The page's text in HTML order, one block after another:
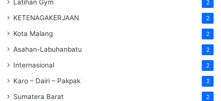
Latihan Gym 2
KETENAGAKERJAAN 2
Kota Malang 2
Asahan-Labuhanbatu 2
Internasional 2
Karo – Dairi – Pakpak 2
Sumatera Barat 2